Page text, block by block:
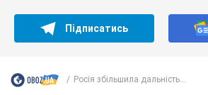
Підписатись
Росія збільшила дальність...